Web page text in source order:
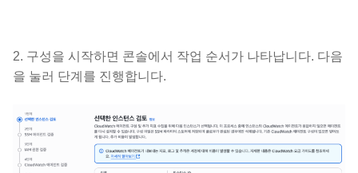
2. 구성을 시작하면 콘솔에서 작업 순서가 나타납니다. 다음
을 눌러 단계를 진행합니다.